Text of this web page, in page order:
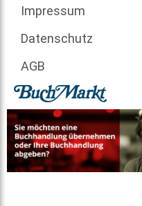
Impressum
Datenschutz
AGB